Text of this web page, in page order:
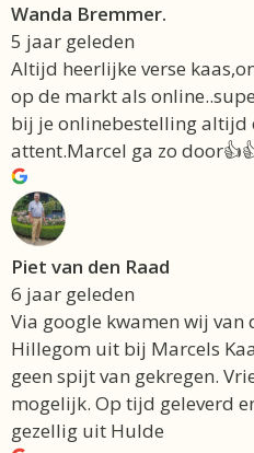
Wanda Bremmer.
5 jaar geleden
Altijd heerlijke verse
op de markt als
bij je onlinebestelling altijd
attent.Marcel ga zo
Piet van den Raad
6 jaar geleden
Via google kwamen wij
Hillegom uit bij Marcels
geen spijt van gekregen.
mogelijk. Op tijd geleverd
gezellig uit Hulde